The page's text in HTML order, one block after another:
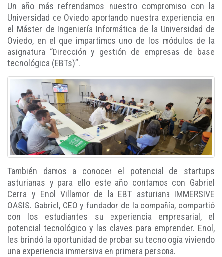
Un año más refrendamos nuestro compromiso con la
Universidad de Oviedo aportando nuestra experiencia en
el Máster de Ingeniería Informática de la Universidad de
Oviedo, en el que impartimos uno de los módulos de la
asignatura “Dirección y gestión de empresas de base
tecnológica (EBTs)”.
También damos a conocer el potencial de startups
asturianas y para ello este año contamos con Gabriel
Cerra y Enol Villamor de la EBT asturiana IMMERSIVE
OASIS. Gabriel, CEO y fundador de la compañía, compartió
con los estudiantes su experiencia empresarial, el
potencial tecnológico y las claves para emprender. Enol,
les brindó la oportunidad de probar su tecnología viviendo
una experiencia immersiva en primera persona.